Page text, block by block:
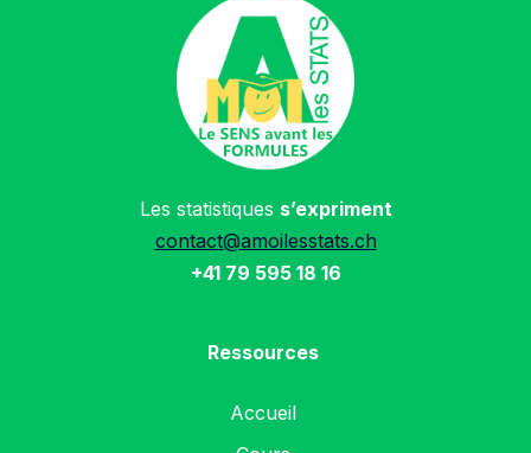
Les statistiques s’expriment
contact@amoilesstats.ch
+41 79 595 18 16
Ressources
Accueil